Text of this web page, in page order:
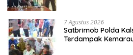
7 Agustus 2026
Satbrimob Polda
Terdampak